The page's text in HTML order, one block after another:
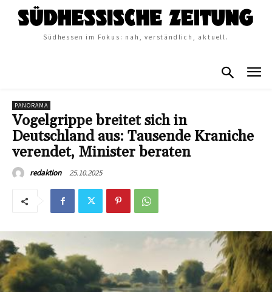
Südhessen im Fokus: nah, verständlich, aktuell.
PANORAMA
Vogelgrippe breitet sich in
Deutschland aus: Tausende Kraniche
verendet, Minister beraten
redaktion 25.10.2025